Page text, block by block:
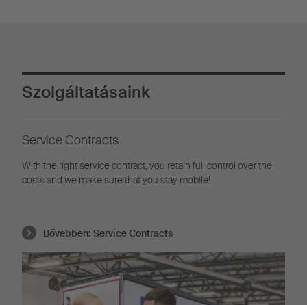
Szolgáltatásaink
Service Contracts
With the right service contract, you retain full control over the
costs and we make sure that you stay mobile!
Bővebben: Service Contracts